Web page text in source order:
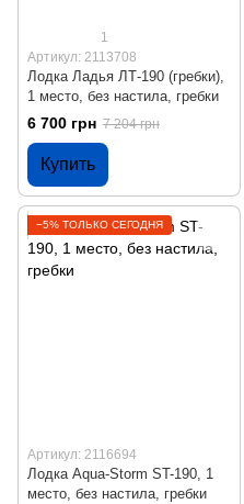
1
Артикул: 2113708
Лодка Ладья ЛТ-190 (гребки),
1 место, без настила, гребки
6 700 грн 7 204 грн
Купить
−5% ТОЛЬКО СЕГОДНЯ
Артикул: 2116694
Лодка Aqua-Storm ST-190, 1
место, без настила, гребки